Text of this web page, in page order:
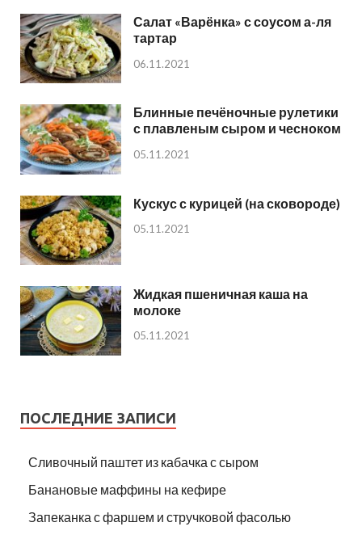
Салат «Варёнка» с соусом а-ля
тартар
06.11.2021
Блинные печёночные рулетики
с плавленым сыром и чесноком
05.11.2021
Кускус с курицей (на сковороде)
05.11.2021
Жидкая пшеничная каша на
молоке
05.11.2021
ПОСЛЕДНИЕ ЗАПИСИ
Сливочный паштет из кабачка с сыром
Банановые маффины на кефире
Запеканка с фаршем и стручковой фасолью